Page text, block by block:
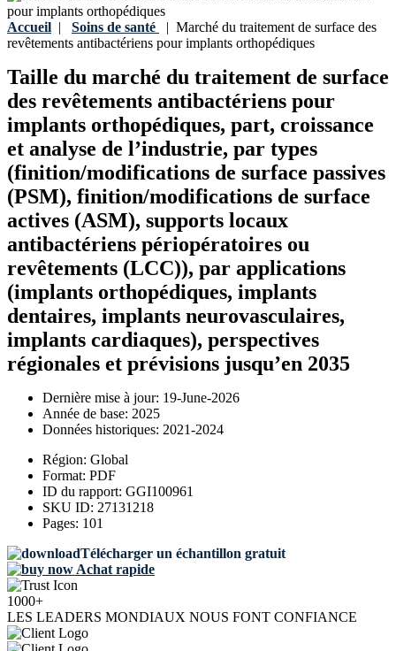
Accueil | Soins de santé | Marché du traitement de surface des
revêtements antibactériens pour implants orthopédiques
Taille du marché du traitement de surface
des revêtements antibactériens pour
implants orthopédiques, part, croissance
et analyse de l’industrie, par types
(finition/modifications de surface passives
(PSM), finition/modifications de surface
actives (ASM), supports locaux
antibactériens périopératoires ou
revêtements (LCC)), par applications
(implants orthopédiques, implants
dentaires, implants neurovasculaires,
implants cardiaques), perspectives
régionales et prévisions jusqu’en 2035
Dernière mise à jour: 19-June-2026
Année de base: 2025
Données historiques: 2021-2024
Région: Global
Format: PDF
ID du rapport: GGI100961
SKU ID: 27131218
Pages: 101
Télécharger un échantillon gratuit
Achat rapide
1000+
LES LEADERS MONDIAUX NOUS FONT CONFIANCE